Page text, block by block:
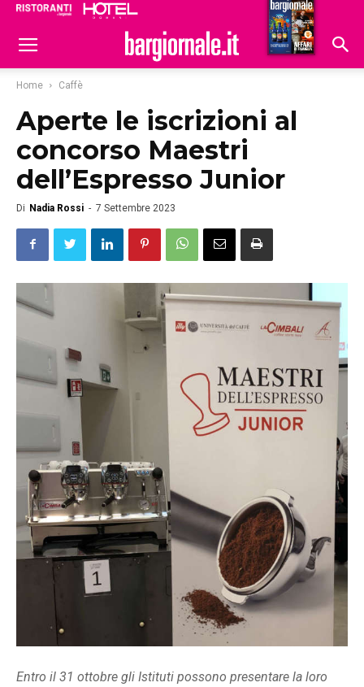
Hoteldomani
Home Caffè
Aperte le iscrizioni al
concorso Maestri
dell’Espresso Junior
Di Nadia Rossi - 7 Settembre 2023
Entro il 31 ottobre gli Istituti possono presentare la loro